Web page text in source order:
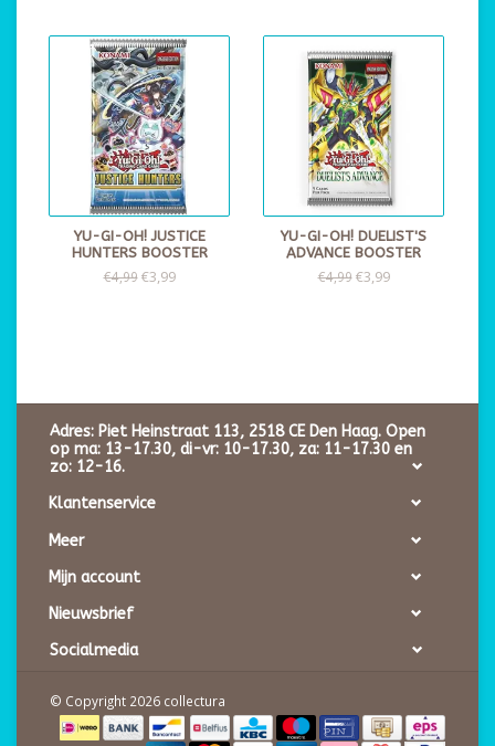
YU-GI-OH! JUSTICE
HUNTERS BOOSTER
€4,99€3,99
YU-GI-OH! DUELIST'S
ADVANCE BOOSTER
€4,99€3,99
Adres: Piet Heinstraat 113, 2518 CE Den Haag. Open
op ma: 13-17.30, di-vr: 10-17.30, za: 11-17.30 en
zo: 12-16.
Klantenservice
Meer
Mijn account
Nieuwsbrief
Socialmedia
© Copyright 2026 collectura